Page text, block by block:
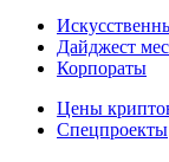
Дайджест
Корпораты
Цены
Спецпроекты